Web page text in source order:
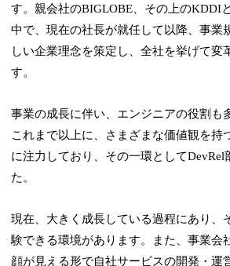
す。親会社のBIGLOBE、その上のKDDI
中で、現在の社長が就任して以降、事業
しい企業理念を策定し、全社を挙げて変
す。
事業の成長に伴い、エンジニアの役割も
これまで以上に、さまざまな価値観を持
に注力しており、その一環としてDevRel
た。
現在、大きく成長している過程にあり、
験できる環境があります。また、事業会
顔が見える形で自社サービスの開発・運